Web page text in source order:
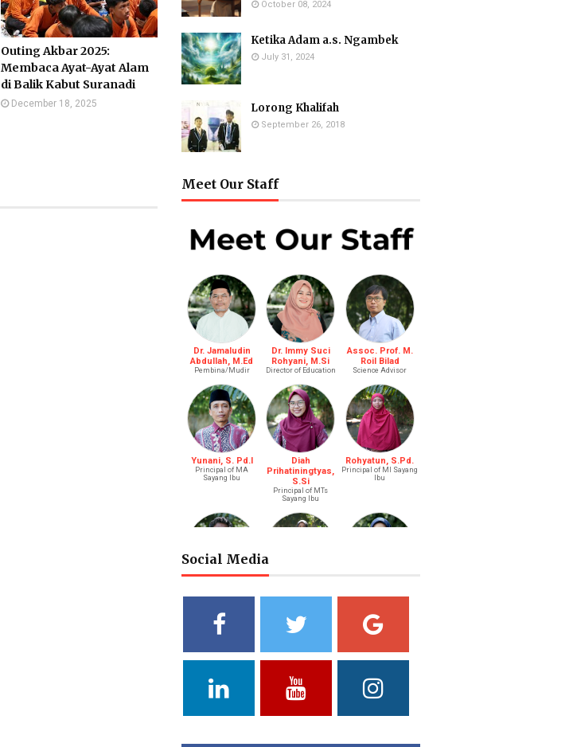
Outing Akbar 2025:
Membaca Ayat-Ayat Alam
di Balik Kabut Suranadi
December 18, 2025
October 08, 2024
Ketika Adam a.s. Ngambek
July 31, 2024
Lorong Khalifah
September 26, 2018
Meet Our Staff
Dr. Jamaludin
Abdullah, M.Ed
Pembina/Mudir
Dr. Immy Suci
Rohyani, M.Si
Director of Education
Assoc. Prof. M.
Roil Bilad
Science Advisor
Yunani, S. Pd.I
Principal of MA
Sayang Ibu
Diah
Prihatiningtyas,
S.Si
Principal of MTs
Sayang Ibu
Rohyatun, S.Pd.
Principal of MI Sayang
Ibu
S.Li.
Hizam, M.Pd.
S.E.
Vidya Putri
Deputy Head of Public
Yuliani, S.Pd
Curriculum MA
Fathul Hamdi, S.Si
Curriculum MTs
Social Media